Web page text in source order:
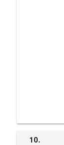
10.